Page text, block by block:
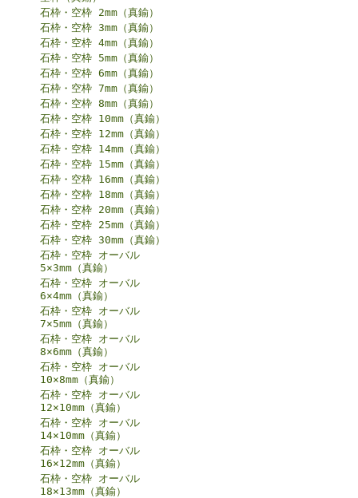
石枠・空枠 2mm（真鍮）
石枠・空枠 3mm（真鍮）
石枠・空枠 4mm（真鍮）
石枠・空枠 5mm（真鍮）
石枠・空枠 6mm（真鍮）
石枠・空枠 7mm（真鍮）
石枠・空枠 8mm（真鍮）
石枠・空枠 10mm（真鍮）
石枠・空枠 12mm（真鍮）
石枠・空枠 14mm（真鍮）
石枠・空枠 15mm（真鍮）
石枠・空枠 16mm（真鍮）
石枠・空枠 18mm（真鍮）
石枠・空枠 20mm（真鍮）
石枠・空枠 25mm（真鍮）
石枠・空枠 30mm（真鍮）
石枠・空枠 オーバル
5×3mm（真鍮）
石枠・空枠 オーバル
6×4mm（真鍮）
石枠・空枠 オーバル
7×5mm（真鍮）
石枠・空枠 オーバル
8×6mm（真鍮）
石枠・空枠 オーバル
10×8mm（真鍮）
石枠・空枠 オーバル
12×10mm（真鍮）
石枠・空枠 オーバル
14×10mm（真鍮）
石枠・空枠 オーバル
16×12mm（真鍮）
石枠・空枠 オーバル
18×13mm（真鍮）